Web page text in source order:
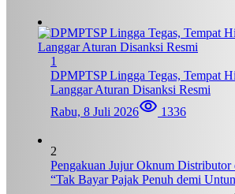
1
DPMPTSP Lingga Tegas, Tempat
Langgar Aturan Disanksi Resmi
Rabu, 8 Juli 2026
1336
2
Pengakuan Jujur Oknum Distributor
“Tak Bayar Pajak Penuh demi